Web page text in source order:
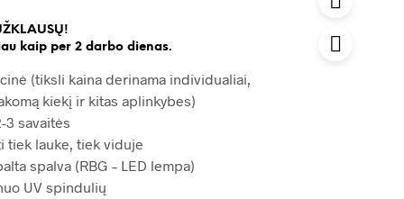
kaip per 2 darbo dienas.
(tiksli kaina derinama individualiai,
kiekį ir kitas aplinkybes)
3 savaitės
tiek lauke, tiek viduje
spalva (RBG – LED lempa)
UV spindulių